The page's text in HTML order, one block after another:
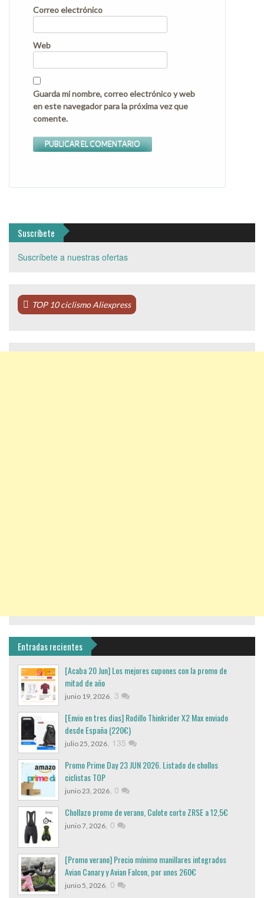
Correo electrónico
Web
Guarda mi nombre, correo electrónico y web
en este navegador para la próxima vez que
comente.
Suscríbete
Suscríbete a nuestras ofertas
TOP 10 ciclismo Aliexpress
Entradas recientes
[Acaba 20 Jun] Los mejores cupones con la promo de
mitad de año
junio 19, 2026 3
[Envio en tres dias] Rodillo Thinkrider X2 Max enviado
desde España (220€)
julio 25, 2026 135
Promo Prime Day 23 JUN 2026. Listado de chollos
ciclistas TOP
junio 23, 2026 0
Chollazo promo de verano, Culote corto ZRSE a 12,5€
junio 7, 2026 0
[Promo verano] Precio mínimo manillares integrados
Avian Canary y Avian Falcon, por unos 260€
junio 5, 2026 0